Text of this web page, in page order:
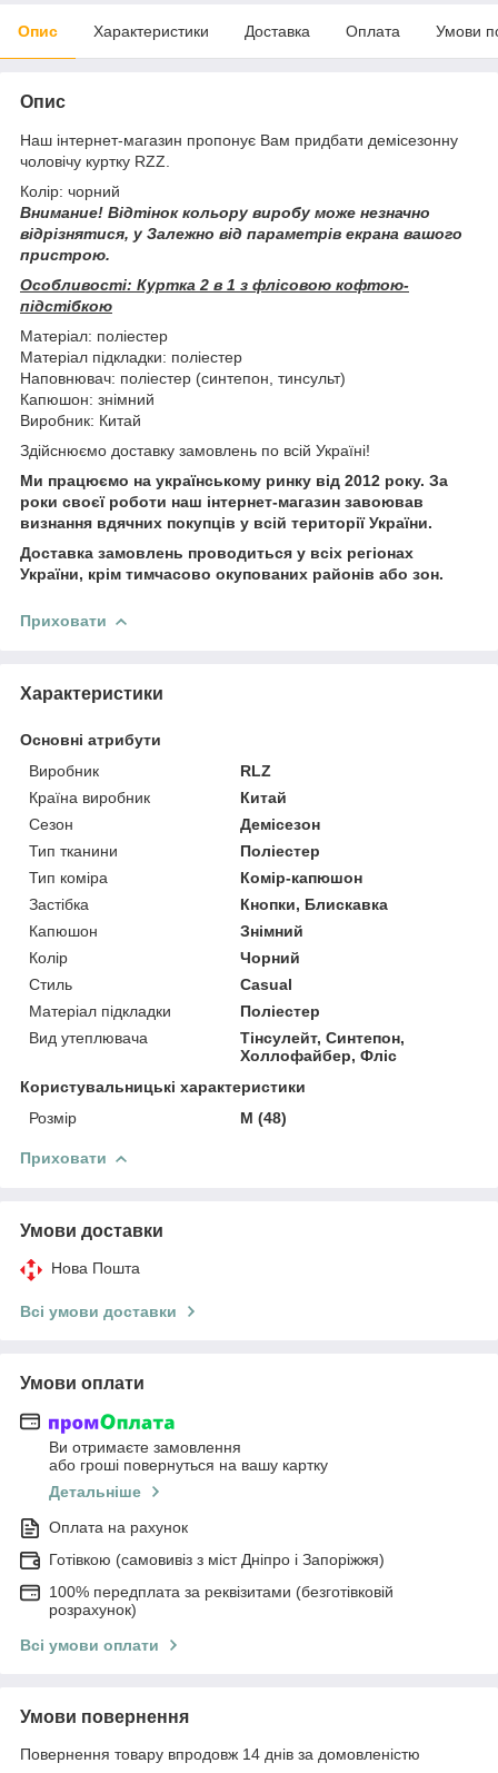
Опис Характеристики Доставка Оплата Умови
Опис
Наш інтернет-магазин пропонує Вам придбати демісезонну
чоловічу куртку RZZ.
Колір: чорний
Внимание! Відтінок кольору виробу може незначно
відрізнятися, у Залежно від параметрів екрана вашого
пристрою.
Особливості: Куртка 2 в 1 з флісовою кофтою-
підстібкою
Матеріал: поліестер
Матеріал підкладки: поліестер
Наповнювач: поліестер (синтепон, тинсульт)
Капюшон: знімний
Виробник: Китай
Здійснюємо доставку замовлень по всій Україні!
Ми працюємо на українському ринку від 2012 року. За
роки своєї роботи наш інтернет-магазин завоював
визнання вдячних покупців у всій території України.
Доставка замовлень проводиться у всіх регіонах
України, крім тимчасово окупованих районів або зон.
Приховати
Характеристики
Основні атрибути
Виробник
RLZ
Країна виробник
Китай
Сезон
Демісезон
Тип тканини
Поліестер
Тип коміра
Комір-капюшон
Застібка
Кнопки, Блискавка
Капюшон
Знімний
Колір
Чорний
Стиль
Casual
Матеріал підкладки
Поліестер
Вид утеплювача
Тінсулейт, Синтепон,
Холлофайбер, Фліс
Користувальницькі характеристики
Розмір
M (48)
Приховати
Умови доставки
Нова Пошта
Всі умови доставки
Умови оплати
Ви отримаєте замовлення
або гроші повернуться на вашу картку
Детальніше
Оплата на рахунок
Готівкою (самовивіз з міст Дніпро і Запоріжжя)
100% передплата за реквізитами (безготівковій
розрахунок)
Всі умови оплати
Умови повернення
Повернення товару впродовж 14 днів за домовленістю